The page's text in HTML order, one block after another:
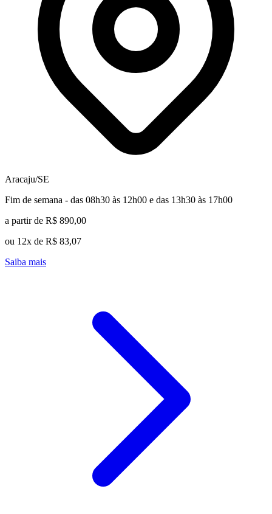
Aracaju/SE
Fim de semana - das 08h30 às 12h00 e das 13h30 às 17h00
a partir de R$ 890,00
ou 12x de R$ 83,07
Saiba mais